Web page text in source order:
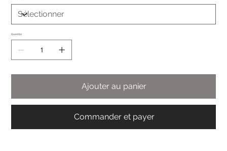
Quantité
Ajouter au panier
Commander et payer